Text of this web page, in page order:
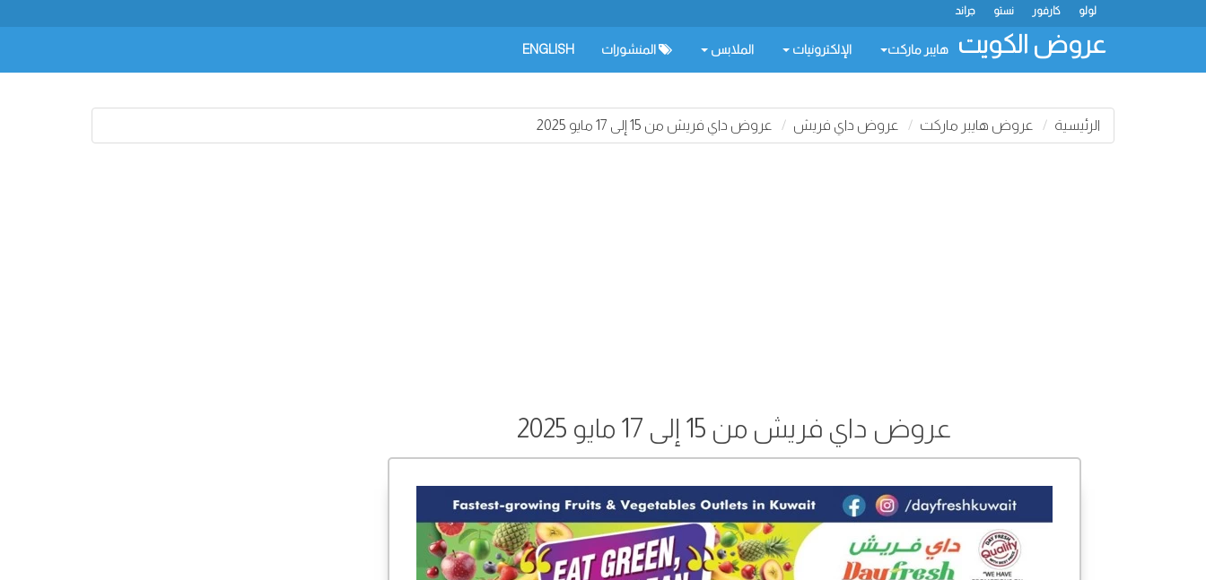
جراند نستو كارفور لولو
عروض الكويت هايبر ماركت الإلكترونيات الملابس المنشورات ENGLISH
الرئيسية عروض هايبر ماركت عروض داي فريش عروض داي فريش من 15 إلى 17 مايو 2025
عروض داي فريش من 15 إلى 17 مايو 2025